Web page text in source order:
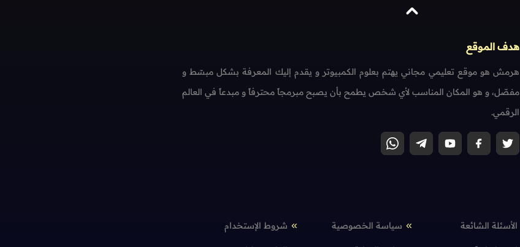
هدف الموقع
هرمش هو موقع تعليمي مجاني يهتم بعلوم الكمبيوتر و يقدم إليك المعرفة بشكل مبسّط و
مفصّل، و هو المكان المناسب لأي شخص يطمح بأن يصبح مبرمجاً محترفاً و مبدعاً في العالم
الرقمي.
الأسئلة الشائعة سياسة الخصوصية شروط الإستخدام